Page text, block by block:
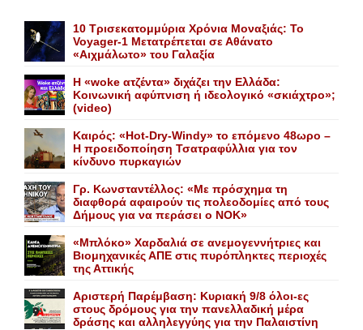
10 Τρισεκατομμύρια Χρόνια Μοναξιάς: Το
Voyager-1 Μετατρέπεται σε Αθάνατο
«Αιχμάλωτο» του Γαλαξία
Η «woke ατζέντα» διχάζει την Ελλάδα:
Κοινωνική αφύπνιση ή ιδεολογικό «σκιάχτρο»;
(video)
Καιρός: «Hot-Dry-Windy» το επόμενο 48ωρο –
Η προειδοποίηση Τσατραφύλλια για τον
κίνδυνο πυρκαγιών
Γρ. Κωνσταντέλλος: «Με πρόσχημα τη
διαφθορά αφαιρούν τις πολεοδομίες από τους
Δήμους για να περάσει ο NOK»
«Mπλόκο» Xαρδαλιά σε ανεμογεννήτριες και
Bιομηχανικές ΑΠΕ στις πυρόπληκτες περιοχές
της Αττικής
Αριστερή Παρέμβαση: Κυριακή 9/8 όλοι-ες
στους δρόμους για την πανελλαδική μέρα
δράσης και αλληλεγγύης για την Παλαιστίνη